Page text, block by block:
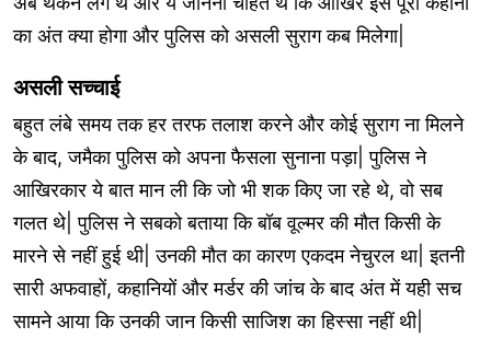
का अंत क्या होगा और पुलिस को असली सुराग कब मिलेगा|
असली सच्चाई
बहुत लंबे समय तक हर तरफ तलाश करने और कोई सुराग ना मिलने
के बाद, जमैका पुलिस को अपना फैसला सुनाना पड़ा| पुलिस ने
आखिरकार ये बात मान ली कि जो भी शक किए जा रहे थे, वो सब
गलत थे| पुलिस ने सबको बताया कि बॉब वूल्मर की मौत किसी के
मारने से नहीं हुई थी| उनकी मौत का कारण एकदम नेचुरल था| इतनी
सारी अफवाहों, कहानियों और मर्डर की जांच के बाद अंत में यही सच
सामने आया कि उनकी जान किसी साजिश का हिस्सा नहीं थी|